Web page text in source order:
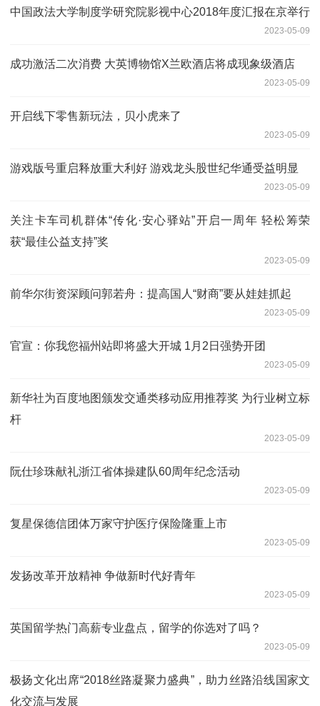
中国政法大学制度学研究院影视中心2018年度汇报在京举行
2023-05-09
成功激活二次消费 大英博物馆X兰欧酒店将成现象级酒店
2023-05-09
开启线下零售新玩法，贝小虎来了
2023-05-09
游戏版号重启释放重大利好 游戏龙头股世纪华通受益明显
2023-05-09
关注卡车司机群体“传化·安心驿站”开启一周年 轻松筹荣
获“最佳公益支持”奖
2023-05-09
前华尔街资深顾问郭若舟：提高国人“财商”要从娃娃抓起
2023-05-09
官宣：你我您福州站即将盛大开城 1月2日强势开团
2023-05-09
新华社为百度地图颁发交通类移动应用推荐奖 为行业树立标
杆
2023-05-09
阮仕珍珠献礼浙江省体操建队60周年纪念活动
2023-05-09
复星保德信团体万家守护医疗保险隆重上市
2023-05-09
发扬改革开放精神 争做新时代好青年
2023-05-09
英国留学热门高薪专业盘点，留学的你选对了吗？
2023-05-09
极扬文化出席“2018丝路凝聚力盛典”，助力丝路沿线国家文
化交流与发展